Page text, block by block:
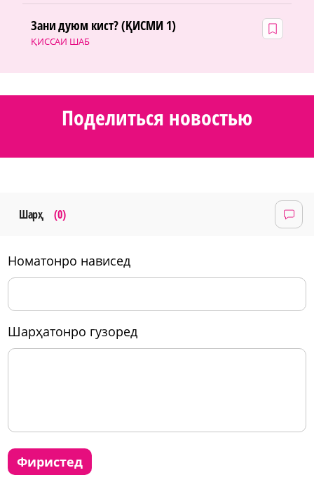
ҚИССАИ ШАБ
Зани дуюм кист? (ҚИСМИ 1)
Поделиться новостью
Шарҳ (0)
номатонро нависед
шарҳатонро гузоред
фиристед